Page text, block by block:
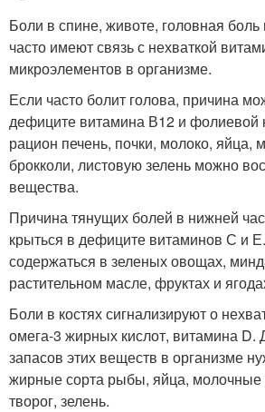
Боли в спине, животе, головная
часто имеют связь с нехваткой
микроэлементов в организме.
Если часто болит голова, причина
дефиците витамина В12 и фолиевой
рацион печень, почки, молоко, яйца,
брокколи, листовую зелень можно
вещества.
Причина тянущих болей в нижней
крыться в дефиците витаминов С и
содержаться в зеленых овощах,
растительном масле, фруктах и
Боли в костях сигнализируют о
омега-3 жирных кислот, витамина D.
запасов этих веществ в организме
жирные сорта рыбы, яйца, молочные
творог, зелень.